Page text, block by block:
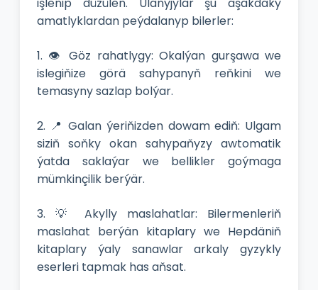
amatlyklardan peýdalanyp bilerler:
1. 👁️ Göz rahatlygy: Okalýan gurşawa we
islegiňize görä sahypanyň reňkini we
temasyny sazlap bolýar.
2. 📍 Galan ýeriňizden dowam ediň: Ulgam
siziň soňky okan sahypaňyzy awtomatik
ýatda saklaýar we bellikler goýmaga
mümkinçilik berýär.
3. 💡 Akylly maslahatlar: Bilermenleriň
maslahat berýän kitaplary we Hepdäniň
kitaplary ýaly sanawlar arkaly gyzykly
eserleri tapmak has aňsat.